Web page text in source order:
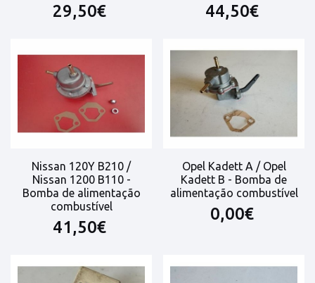
29,50€ 44,50€
Nissan 120Y B210 /
Nissan 1200 B110 -
Bomba de alimentação
combustível
41,50€
Opel Kadett A / Opel
Kadett B - Bomba de
alimentação combustível
0,00€